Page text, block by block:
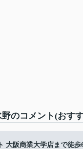
のコメント(おす
大阪商業大学店まで徒